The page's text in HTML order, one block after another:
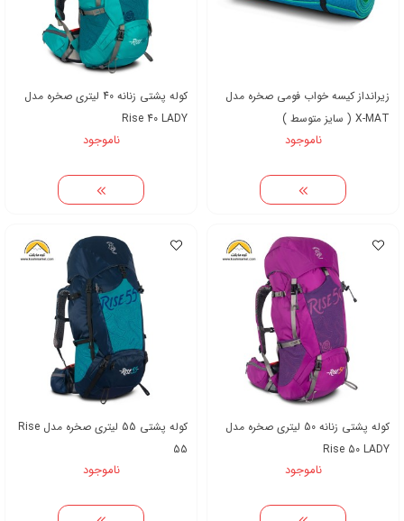
زیرانداز کیسه خواب فومی صخره مدل
X-MAT ( سایز متوسط )
ناموجود
کوله پشتی زنانه 40 لیتری صخره مدل
Rise 40 LADY
ناموجود
کوله پشتی زنانه 50 لیتری صخره مدل
Rise 50 LADY
ناموجود
کوله پشتی 55 لیتری صخره مدل Rise
55
ناموجود